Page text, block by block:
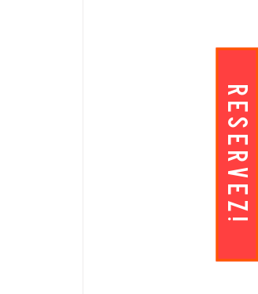
RESERVEZ!